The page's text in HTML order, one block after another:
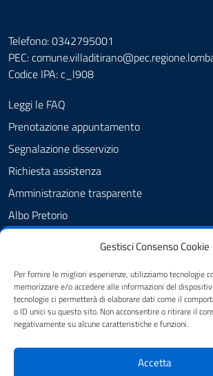
Gestisci Consenso Cookie
Per fornire le migliori esperienze, utilizziamo tecnologie
memorizzare e/o accedere alle informazioni del
tecnologie ci permetterà di elaborare dati come il
o ID unici su questo sito. Non acconsentire o ritirare il
negativamente su alcune caratteristiche e funzioni.
Accetta
Telefono: 0342795001
PEC:
Codice IPA: c_l908
Leggi le FAQ
Prenotazione appuntamento
Segnalazione disservizio
Richiesta assistenza
Amministrazione trasparente
Albo Pretorio
Dichiarazione di accessibilità
Note legali
SEGUICI SU